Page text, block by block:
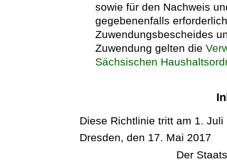
sowie für den Nachweis
gegebenenfalls
Zuwendungsbescheides
Zuwendung gelten die
Sächsischen
Diese Richtlinie tritt am 1. Juli
Dresden, den 17. Mai 2017
Der